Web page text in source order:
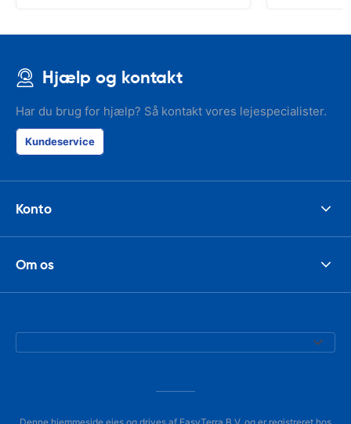
Hjælp og kontakt
Har du brug for hjælp? Så kontakt vores lejespecialister.
Kundeservice
Konto
Om os